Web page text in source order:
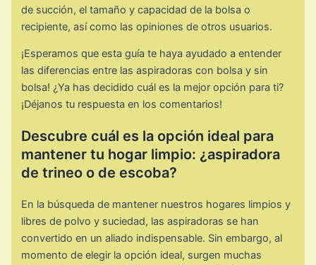
de succión, el tamaño y capacidad de la bolsa o
recipiente, así como las opiniones de otros usuarios.
¡Esperamos que esta guía te haya ayudado a entender
las diferencias entre las aspiradoras con bolsa y sin
bolsa! ¿Ya has decidido cuál es la mejor opción para ti?
¡Déjanos tu respuesta en los comentarios!
Descubre cuál es la opción ideal para
mantener tu hogar limpio: ¿aspiradora
de trineo o de escoba?
En la búsqueda de mantener nuestros hogares limpios y
libres de polvo y suciedad, las aspiradoras se han
convertido en un aliado indispensable. Sin embargo, al
momento de elegir la opción ideal, surgen muchas